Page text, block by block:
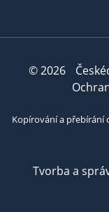
© 2026
Kopírování a přebírání
Tvorba a